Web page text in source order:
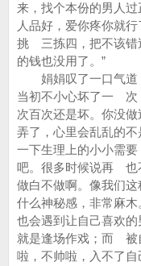
来，找个本份的男人
人品好，爱你疼你就
挑 三拣四，把不该错
的钱也没用了。”
娟娟叹了一口气道
当初不小心坏了一 次
次百次还是坏。你没
弄了，心里会乱乱的
一下生理上的小小需
吧。很多时候说再 也
做白不做啊。像我们
什么神秘感，非常麻
也会遇到让自己喜欢
就是逢场作戏；而 被
啦，不帅啦，入不了